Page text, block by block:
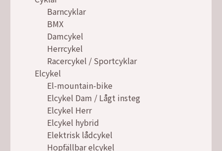
Barncyklar
BMX
Damcykel
Herrcykel
Racercykel / Sportcyklar
Elcykel
El-mountain-bike
Elcykel Dam / Lågt insteg
Elcykel Herr
Elcykel hybrid
Elektrisk lådcykel
Hopfällbar elcykel